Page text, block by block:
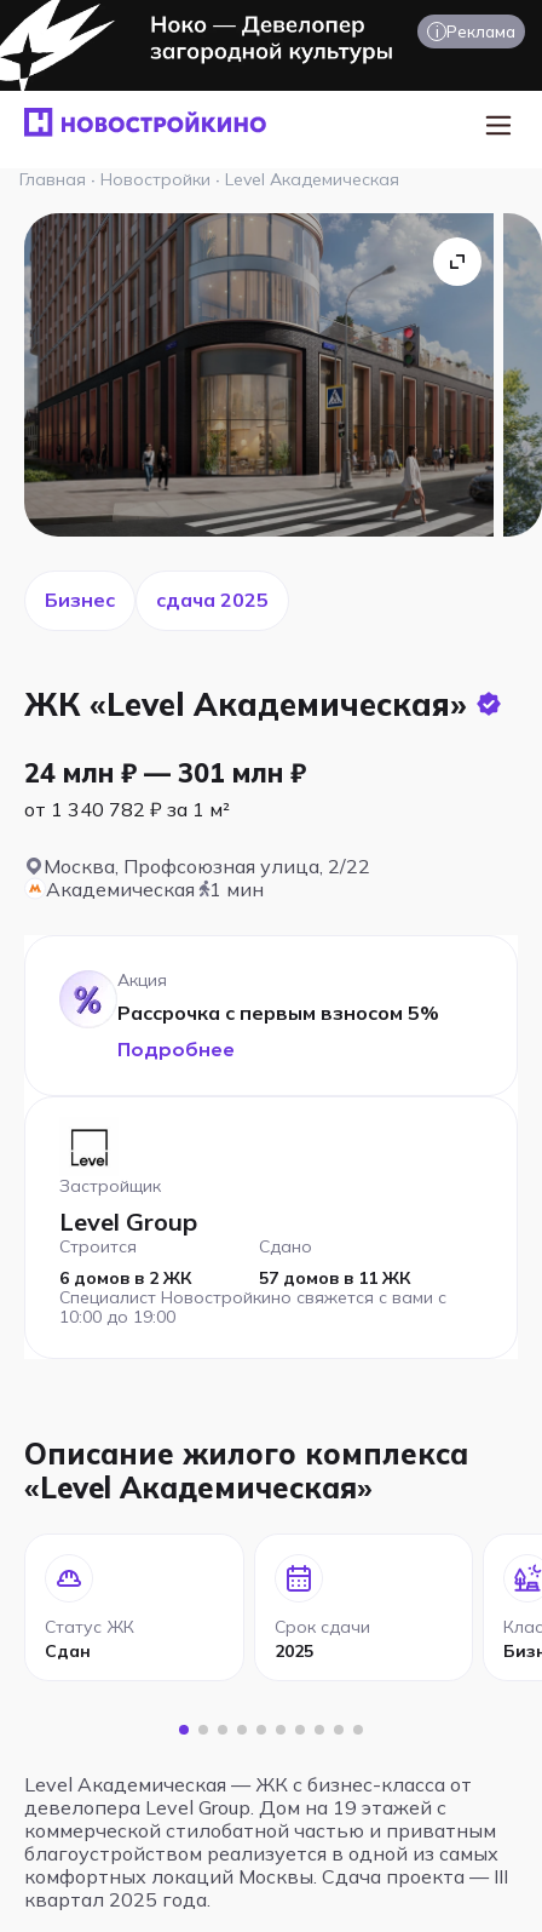
i Реклама
Главная · Новостройки · Level Академическая
ЖК «Level Академическая»
24 млн ₽ — 301 млн ₽
от 1 340 782 ₽ за 1 м²
Москва, Профсоюзная улица, 2/22
Академическая
1 мин
Бизнес cдача 2025
Акция
Рассрочка с первым взносом 5%
Подробнее
Застройщик
Level Group
Строится
6 домов в 2 ЖК
Сдано
57 домов в 11 ЖК
Специалист Новостройкино свяжется с вами с
10:00 до 19:00
Описание жилого комплекса
«Level Академическая»
Статус ЖК
Сдан
Срок сдачи
2025
Level Академическая — ЖК с бизнес-класса от
девелопера Level Group. Дом на 19 этажей с
коммерческой стилобатной частью и приватным
благоустройством реализуется в одной из самых
комфортных локаций Москвы. Сдача проекта — III
квартал 2025 года.